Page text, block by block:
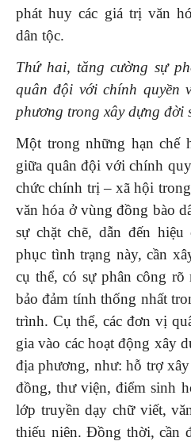
phát huy các giá trị văn
dân tộc.
Thứ hai, tăng cường sự
quân đội với chính quyền
phương trong xây dựng đời
Một trong những hạn chế
giữa quân đội với chính
chức chính trị – xã hội
văn hóa ở vùng đồng bào
sự chặt chẽ, dẫn đến
phục tình trạng này, cần
cụ thể, có sự phân công rõ
bảo đảm tính thống nhất
trình. Cụ thể, các đơn vị
gia vào các hoạt động xây
địa phương, như: hỗ trợ
đồng, thư viện, điểm sinh
lớp truyền dạy chữ viết,
thiếu niên. Đồng thời, cần